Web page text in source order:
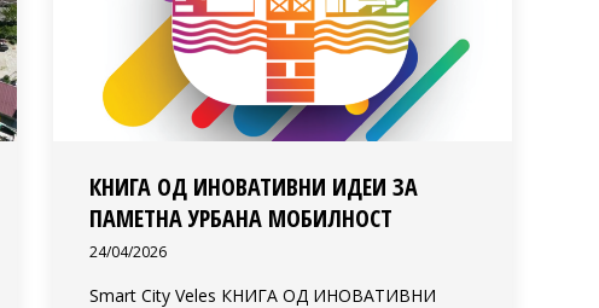
КНИГА ОД ИНОВАТИВНИ ИДЕИ ЗА
ПАМЕТНА УРБАНА МОБИЛНОСТ
24/04/2026
Smart City Veles КНИГА ОД ИНОВАТИВНИ